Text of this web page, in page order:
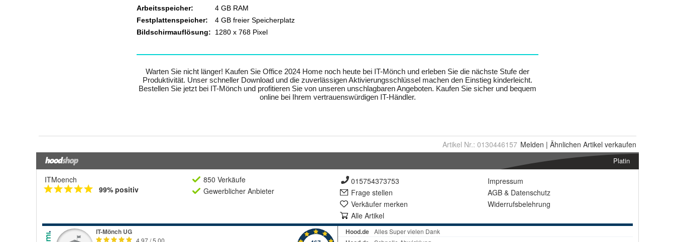
Artikel Nr.: 0130446157 Melden | Ähnlichen Artikel verkaufen
Platin
ITMoench
99% positiv
850 Verkäufe
Gewerblicher Anbieter
015754373753
Frage stellen
Verkäufer merken
Alle Artikel
Impressum
AGB & Datenschutz
Widerrufsbelehrung